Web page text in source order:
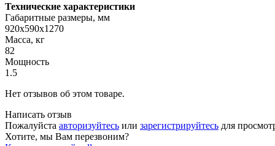
Технические характеристики
Габаритные размеры, мм
920х590х1270
Масса, кг
82
Мощность
1.5
Нет отзывов об этом товаре.
Написать отзыв
Пожалуйста авторизуйтесь или зарегистрируйтесь для
Хотите, мы Вам перезвоним?